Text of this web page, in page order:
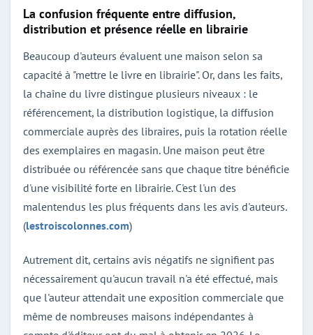
La confusion fréquente entre diffusion,
distribution et présence réelle en librairie
Beaucoup d'auteurs évaluent une maison selon sa
capacité à "mettre le livre en librairie". Or, dans les faits,
la chaîne du livre distingue plusieurs niveaux : le
référencement, la distribution logistique, la diffusion
commerciale auprès des libraires, puis la rotation réelle
des exemplaires en magasin. Une maison peut être
distribuée ou référencée sans que chaque titre bénéficie
d'une visibilité forte en librairie. C'est l'un des
malentendus les plus fréquents dans les avis d'auteurs.
(lestroiscolonnes.com)
Autrement dit, certains avis négatifs ne signifient pas
nécessairement qu'aucun travail n'a été effectué, mais
que l'auteur attendait une exposition commerciale que
même de nombreuses maisons indépendantes à